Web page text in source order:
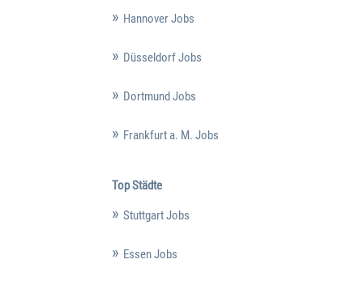
Hannover Jobs
Düsseldorf Jobs
Dortmund Jobs
Frankfurt a. M. Jobs
Top Städte
Stuttgart Jobs
Essen Jobs